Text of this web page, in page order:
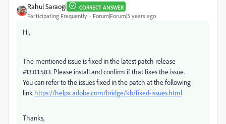
Rahul Saraogi CORRECT ANSWER
Participating Frequently Forum|Forum|3 years ago
Hi,
The mentioned issue is fixed in the latest patch release
#13.0.1.583. Please install and confirm if that fixes the issue.
You can refer to the issues fixed in the patch at the following
link https://helpx.adobe.com/bridge/kb/fixed-issues.html
Thanks,